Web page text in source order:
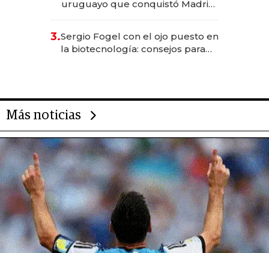
uruguayo que conquistó Madrid:
anticipación y prepara apertura
3.Sergio Fogel con el ojo puesto en
la biotecnología: consejos para
Más noticias